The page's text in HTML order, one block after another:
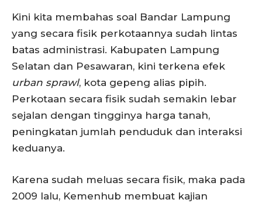
Kini kita membahas soal Bandar Lampung
yang secara fisik perkotaannya sudah lintas
batas administrasi. Kabupaten Lampung
Selatan dan Pesawaran, kini terkena efek
urban sprawl, kota gepeng alias pipih.
Perkotaan secara fisik sudah semakin lebar
sejalan dengan tingginya harga tanah,
peningkatan jumlah penduduk dan interaksi
keduanya.
Karena sudah meluas secara fisik, maka pada
2009 lalu, Kemenhub membuat kajian